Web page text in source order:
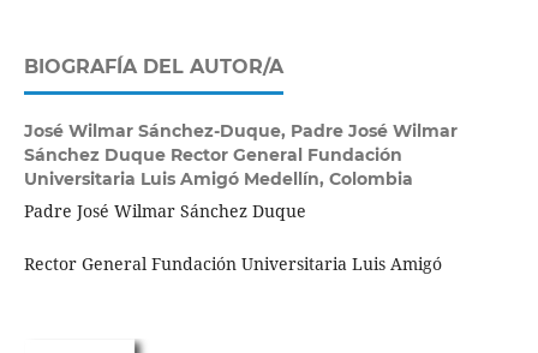
BIOGRAFÍA DEL AUTOR/A
José Wilmar Sánchez-Duque, Padre José Wilmar
Sánchez Duque Rector General Fundación
Universitaria Luis Amigó Medellín, Colombia
Padre José Wilmar Sánchez Duque
Rector General Fundación Universitaria Luis Amigó